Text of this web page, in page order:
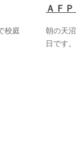
校庭
ＡＦ
朝の天
日です